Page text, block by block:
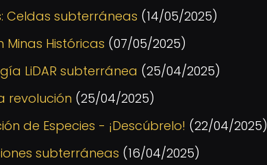
Celdas subterráneas (14/05/2025)
Históricas (07/05/2025)
LiDAR subterránea (25/04/2025)
revolución (25/04/2025)
de Especies - ¡Descúbrelo! (22/04/2025)
subterráneas (16/04/2025)